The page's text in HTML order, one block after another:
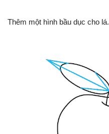
Thêm một hình bầu dục cho lá.